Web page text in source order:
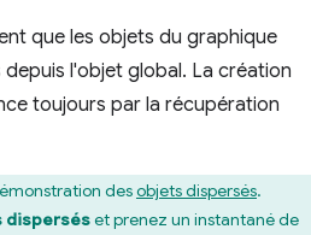
que les objets du graphique
l'objet global. La création
toujours par la récupération
desobjets dispersés.
disperséset prenez un instantané de